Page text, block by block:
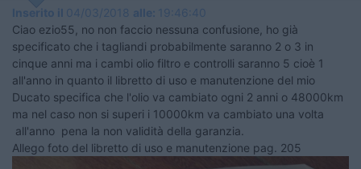
Inserito il 04/03/2018 alle:
19:46:40
Ciao ezio55, no non faccio nessuna confusione, ho già
specificato che i tagliandi probabilmente saranno 2 o 3 in
cinque anni ma i cambi olio filtro e controlli saranno 5 cioè 1
all'anno in quanto il libretto di uso e manutenzione del mio
Ducato specifica che l'olio va cambiato ogni 2 anni o 48000km
ma nel caso non si superi i 10000km va cambiato una volta
all'anno pena la non validità della garanzia.
Allego foto del libretto di uso e manutenzione pag. 205